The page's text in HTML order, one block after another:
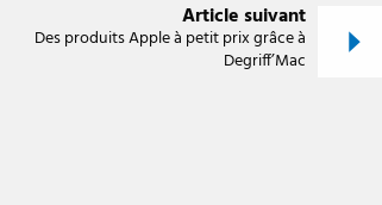
Article suivant
Des produits Apple à petit prix grâce à
Degriff’Mac